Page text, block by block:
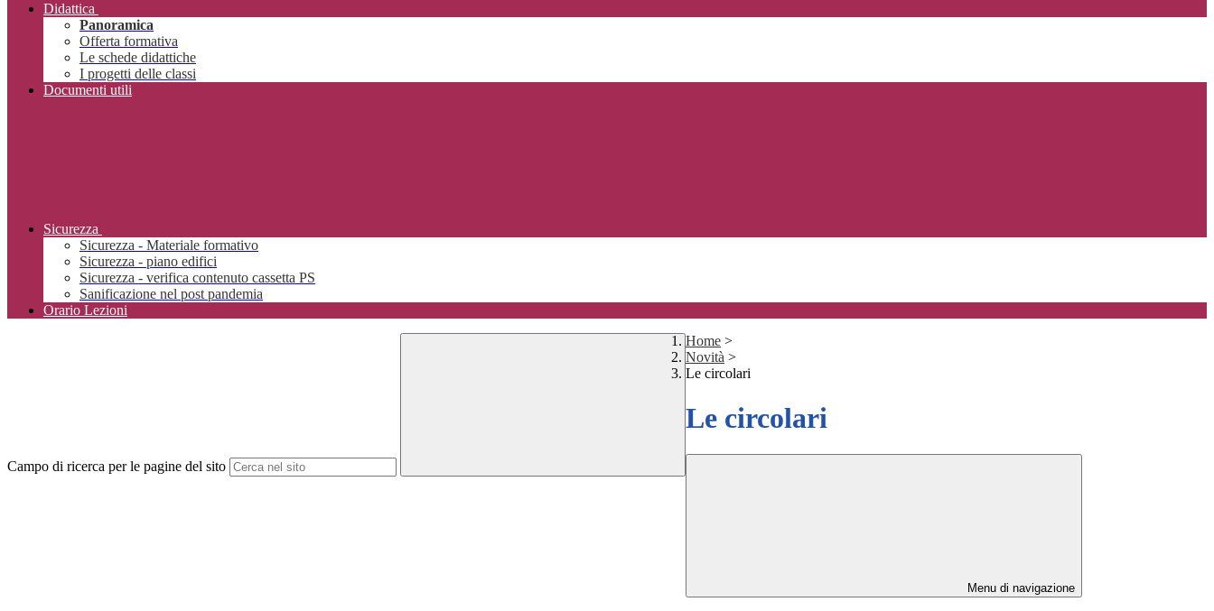
Didattica
Panoramica
Offerta formativa
Le schede didattiche
I progetti delle classi
Documenti utili
Sicurezza
Sicurezza - Materiale formativo
Sicurezza - piano edifici
Sicurezza - verifica contenuto cassetta PS
Sanificazione nel post pandemia
Orario Lezioni
Campo di ricerca per le pagine del sito
Home >
Novità >
Le circolari
Le circolari
Menu di navigazione